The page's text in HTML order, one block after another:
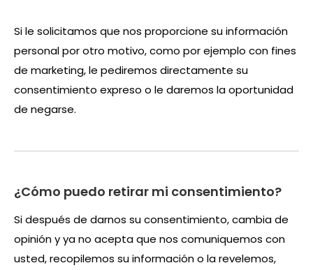
Si le solicitamos que nos proporcione su información
personal por otro motivo, como por ejemplo con fines
de marketing, le pediremos directamente su
consentimiento expreso o le daremos la oportunidad
de negarse.
¿Cómo puedo retirar mi consentimiento?
Si después de darnos su consentimiento, cambia de
opinión y ya no acepta que nos comuniquemos con
usted, recopilemos su información o la revelemos,